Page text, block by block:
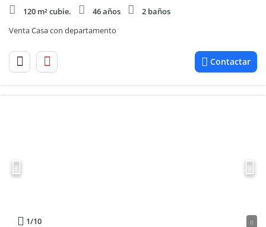
120 m² cubie.
46 años
2 baños
Venta Casa con departamento
Contactar
1/10 0